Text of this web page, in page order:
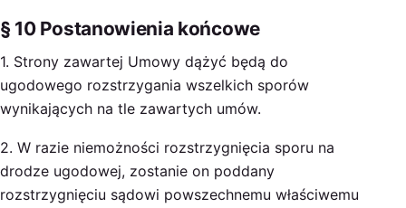
§ 10 Postanowienia końcowe
1. Strony zawartej Umowy dążyć będą do
ugodowego rozstrzygania wszelkich sporów
wynikających na tle zawartych umów.
2. W razie niemożności rozstrzygnięcia sporu na
drodze ugodowej, zostanie on poddany
rozstrzygnięciu sądowi powszechnemu właściwemu